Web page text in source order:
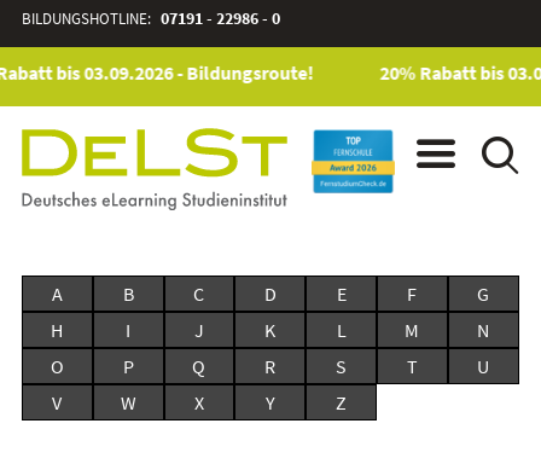
BILDUNGSHOTLINE: 07191 - 22986 - 0
bis 03.09.2026 - Bildungsroute! 20% Rabatt bis
A B C D E F
G
H
I J K L M
N
O
P Q R S T
U
V
W X Y Z